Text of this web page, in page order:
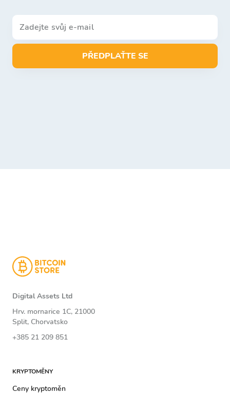
PŘEDPLAŤTE SE
Digital Assets Ltd
Hrv. mornarice 1C, 21000
Split, Chorvatsko
+385 21 209 851
KRYPTOMĚNY
Ceny kryptoměn